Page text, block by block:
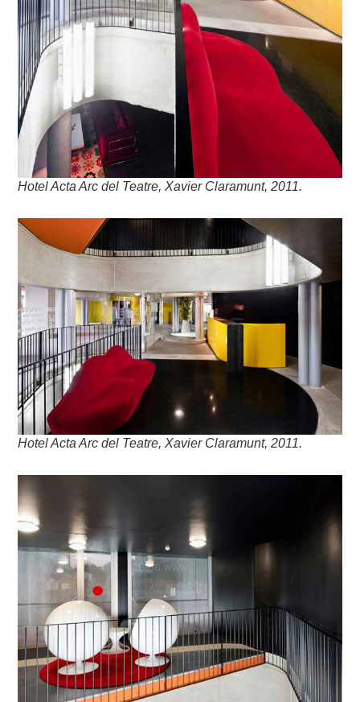
Hotel Acta Arc del Teatre, Xavier Claramunt, 2011.
Hotel Acta Arc del Teatre, Xavier Claramunt, 2011.